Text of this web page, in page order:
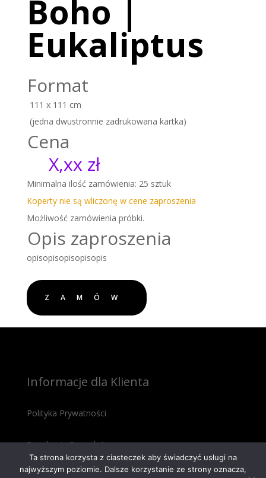
Boho |
Eukaliptus
Format
111 x 111 cm
(jedna dwustronnie zadrukowana kartka)
Cena
X,xx zł
Minimalna ilość zamówienia: 25 sztuk
Koperty nie są wliczonę w cene zaproszenia
Możliwość zamówienia próbki.
Opis zaproszenia
opisopisopisopisopis
ZAMÓW
Informacje dla Klienta
Polityka Prywatności
Regulamin Sprzedaży
Ta strona korzysta z ciasteczek aby świadczyć usługi na
najwyższym poziomie. Dalsze korzystanie ze strony oznacza,